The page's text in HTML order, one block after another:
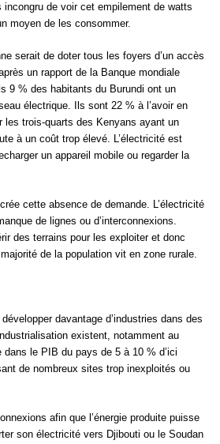
de voir cet empilement de watts
moyen de les consommer.
serait de doter tous les foyers d’un accès
un rapport de la Banque mondiale
9 % des habitants du Burundi ont un
électrique. Ils sont 22 % à l’avoir en
trois-quarts des Kenyans ayant un
à un coût trop élevé. L’électricité est
un appareil mobile ou regarder la
cette absence de demande. L’électricité
de lignes ou d’interconnexions.
des terrains pour les exploiter et donc
de la population vit en zone rurale.
davantage d’industries dans des
existent, notamment au
dans le PIB du pays de 5 à 10 % d’ici
de nombreux sites trop inexploités ou
afin que l’énergie produite puisse
son électricité vers Djibouti ou le Soudan